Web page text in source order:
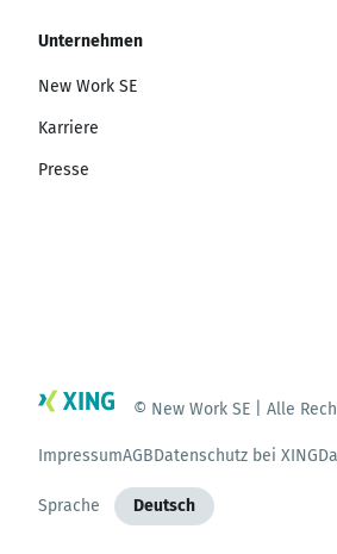
Unternehmen
New Work SE
Karriere
Presse
© New Work SE | Alle
ImpressumAGBDatenschutz bei XING
Sprache Deutsch